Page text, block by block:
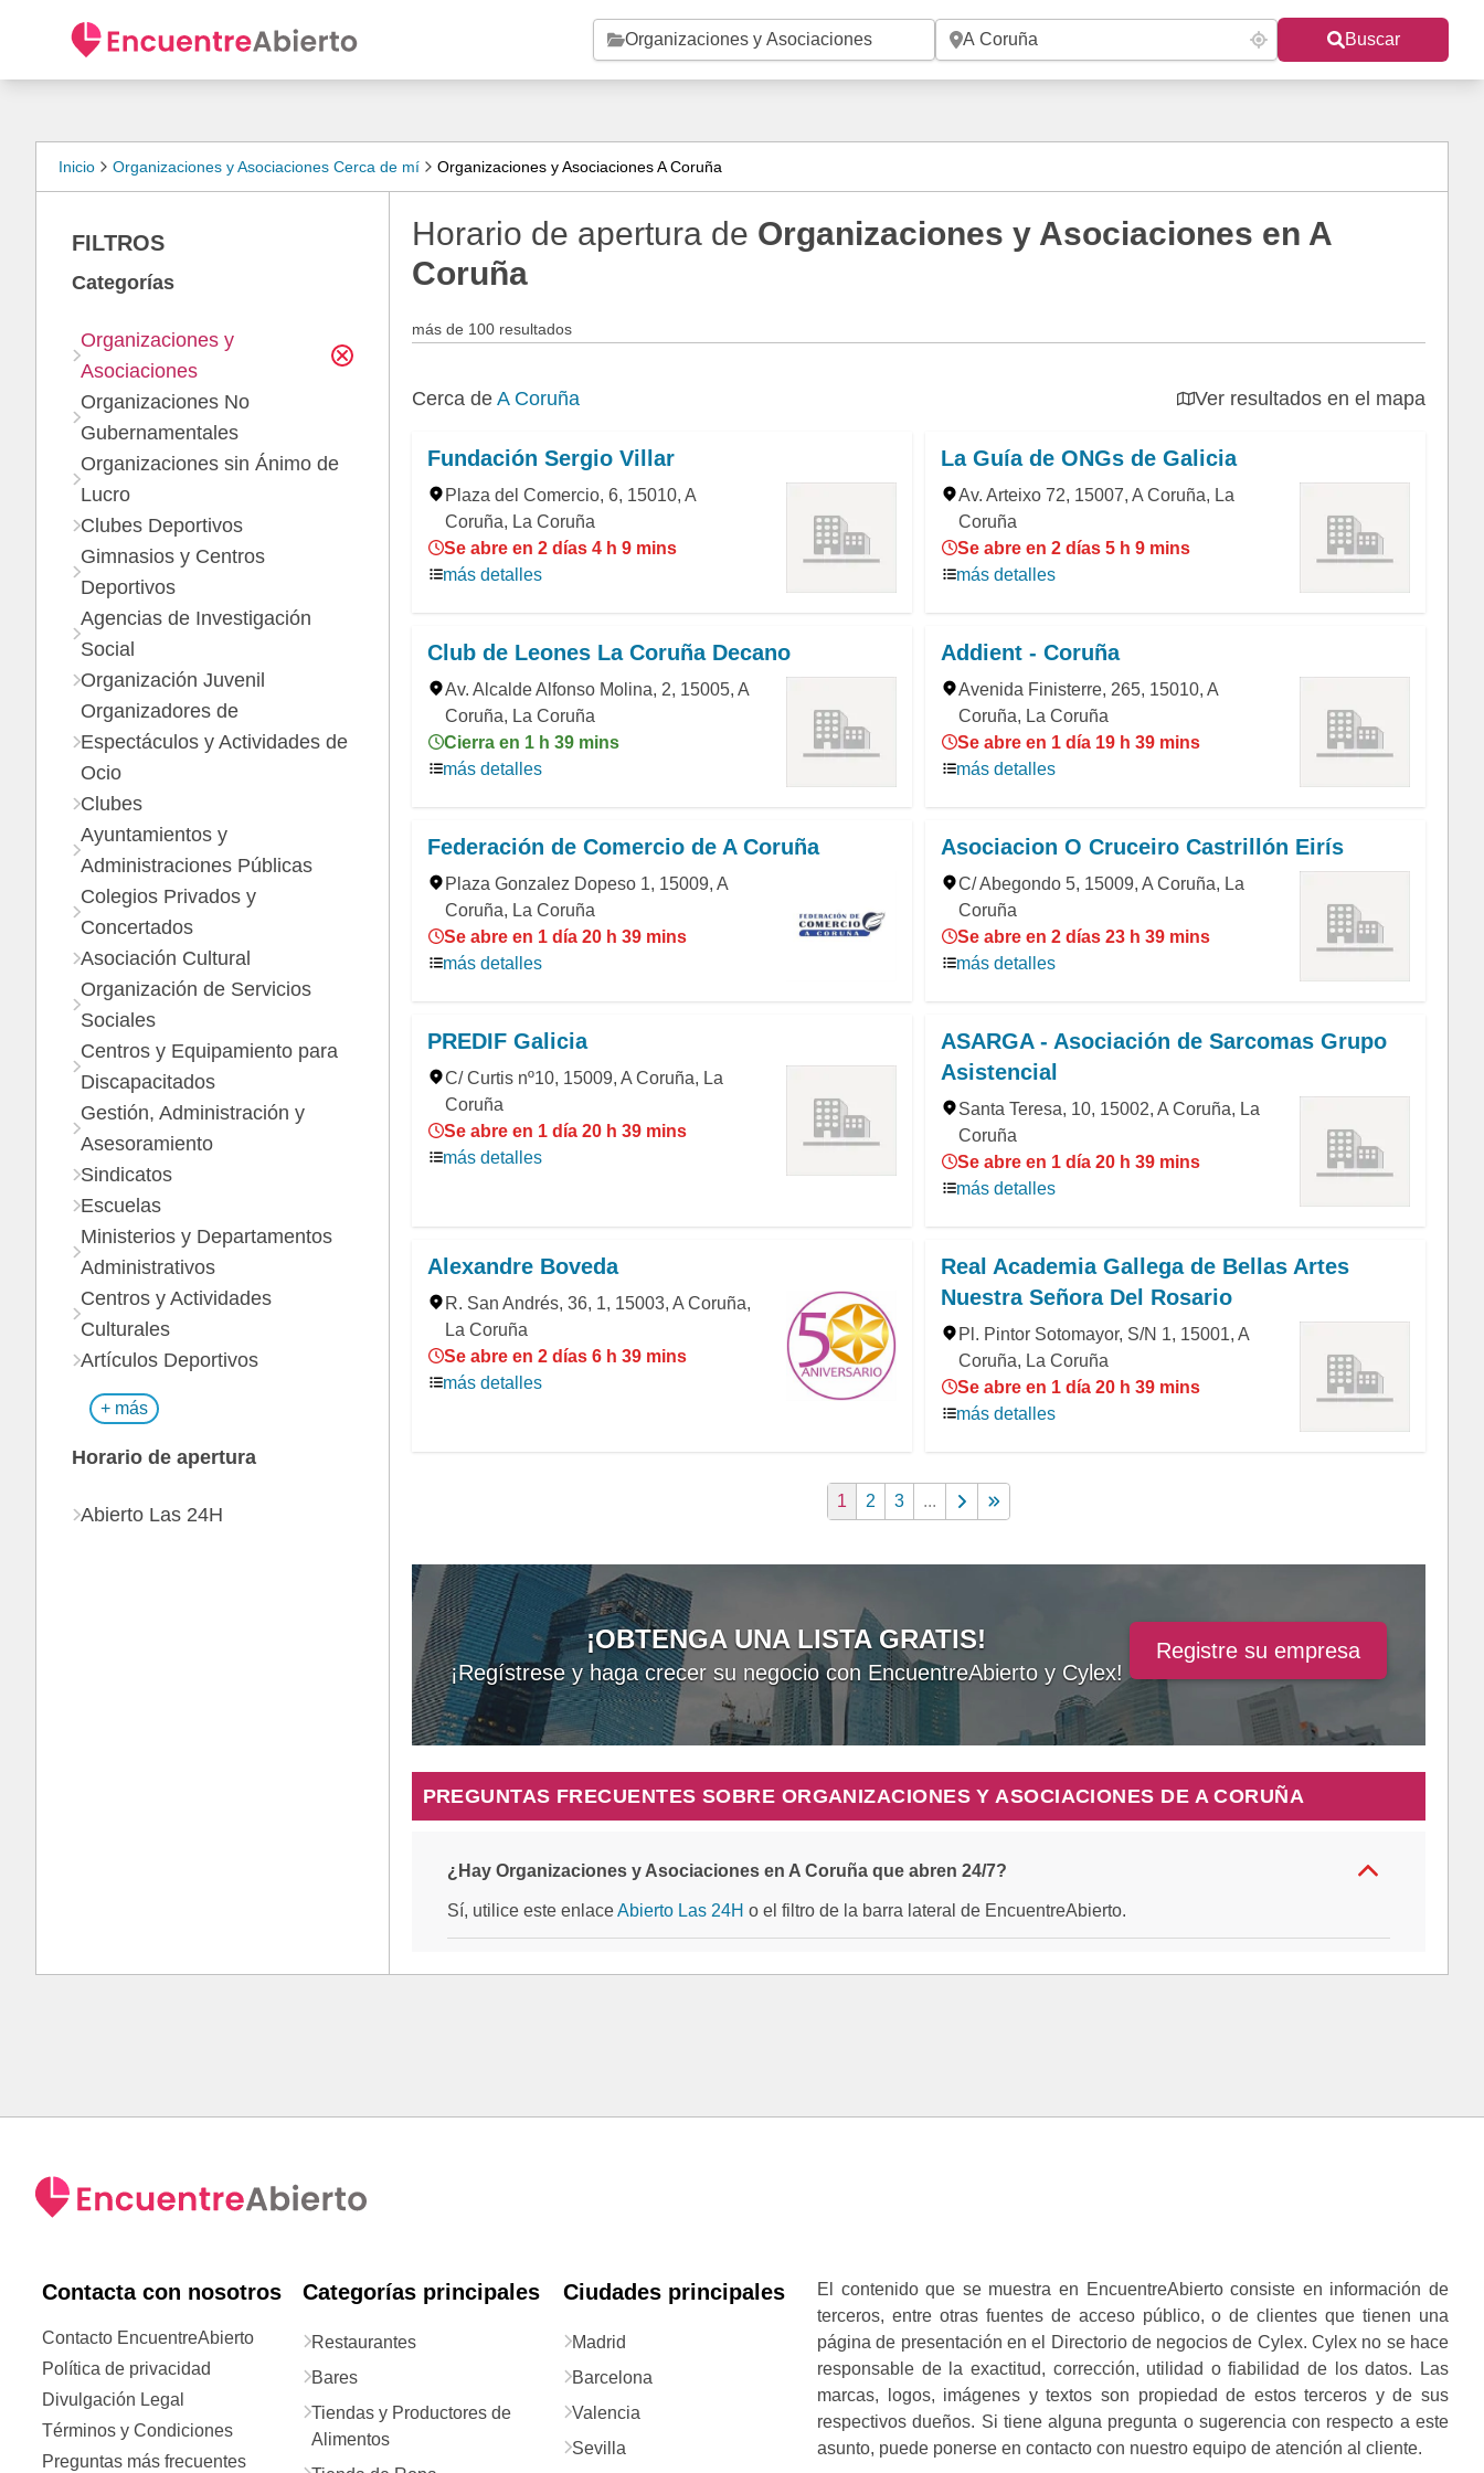
Buscar
Inicio Organizaciones y Asociaciones Cerca de mí Organizaciones y Asociaciones A Coruña
Horario de apertura de Organizaciones y Asociaciones en A
Coruña
más de 100 resultados
Cerca de A Coruña Ver resultados en el mapa
Fundación Sergio Villar
Plaza del Comercio, 6, 15010, A
Coruña, La Coruña
Se abre en 2 días 4 h 9 mins
más detalles
La Guía de ONGs de Galicia
Av. Arteixo 72, 15007, A Coruña, La
Coruña
Se abre en 2 días 5 h 9 mins
más detalles
Club de Leones La Coruña Decano
Av. Alcalde Alfonso Molina, 2, 15005, A
Coruña, La Coruña
Cierra en 1 h 39 mins
más detalles
Addient - Coruña
Avenida Finisterre, 265, 15010, A
Coruña, La Coruña
Se abre en 1 día 19 h 39 mins
más detalles
Federación de Comercio de A Coruña
Plaza Gonzalez Dopeso 1, 15009, A
Coruña, La Coruña
Se abre en 1 día 20 h 39 mins
más detalles
Asociacion O Cruceiro Castrillón Eirís
C/ Abegondo 5, 15009, A Coruña, La
Coruña
Se abre en 2 días 23 h 39 mins
más detalles
PREDIF Galicia
C/ Curtis nº10, 15009, A Coruña, La
Coruña
Se abre en 1 día 20 h 39 mins
más detalles
ASARGA - Asociación de Sarcomas Grupo
Asistencial
Santa Teresa, 10, 15002, A Coruña, La
Coruña
Se abre en 1 día 20 h 39 mins
más detalles
Alexandre Boveda
R. San Andrés, 36, 1, 15003, A Coruña,
La Coruña
Se abre en 2 días 6 h 39 mins
más detalles
Real Academia Gallega de Bellas Artes
Nuestra Señora Del Rosario
Pl. Pintor Sotomayor, S/N 1, 15001, A
Coruña, La Coruña
Se abre en 1 día 20 h 39 mins
más detalles
1 2 3 ...
¡OBTENGA UNA LISTA GRATIS!
¡Regístrese y haga crecer su negocio con EncuentreAbierto y Cylex!
Registre su empresa
PREGUNTAS FRECUENTES SOBRE ORGANIZACIONES Y ASOCIACIONES DE A CORUÑA
¿Hay Organizaciones y Asociaciones en A Coruña que abren 24/7?
Sí, utilice este enlace Abierto Las 24H o el filtro de la barra lateral de EncuentreAbierto.
FILTROS
Categorías
Organizaciones y
Asociaciones
Organizaciones No
Gubernamentales
Organizaciones sin Ánimo de
Lucro
Clubes Deportivos
Gimnasios y Centros
Deportivos
Agencias de Investigación
Social
Organización Juvenil
Organizadores de
Espectáculos y Actividades de
Ocio
Clubes
Ayuntamientos y
Administraciones Públicas
Colegios Privados y
Concertados
Asociación Cultural
Organización de Servicios
Sociales
Centros y Equipamiento para
Discapacitados
Gestión, Administración y
Asesoramiento
Sindicatos
Escuelas
Ministerios y Departamentos
Administrativos
Centros y Actividades
Culturales
Artículos Deportivos
+ más
Horario de apertura
Abierto Las 24H
Contacta con nosotros
Contacto EncuentreAbierto
Política de privacidad
Divulgación Legal
Términos y Condiciones
Preguntas más frecuentes
Categorías principales
Restaurantes
Bares
Tiendas y Productores de
Alimentos
Ciudades principales
Madrid
Barcelona
Valencia
Sevilla
El contenido que se muestra en EncuentreAbierto consiste en información de
terceros, entre otras fuentes de acceso público, o de clientes que tienen una
página de presentación en el Directorio de negocios de Cylex. Cylex no se hace
responsable de la exactitud, corrección, utilidad o fiabilidad de los datos. Las
marcas, logos, imágenes y textos son propiedad de estos terceros y de sus
respectivos dueños. Si tiene alguna pregunta o sugerencia con respecto a este
asunto, puede ponerse en contacto con nuestro equipo de atención al cliente.